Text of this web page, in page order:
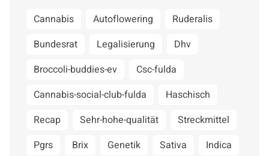
Cannabis Autoflowering
Ruderalis
Bundesrat
Legalisierung
Dhv
Broccoli-buddies-ev
Csc-fulda
Cannabis-social-club-fulda
Haschisch
Recap
Sehr-hohe-qualität
Streckmittel
Pgrs
Brix Genetik Sativa
Indica